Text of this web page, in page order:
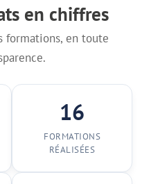
en chiffres
formations, en toute
16
FORMATIONS
RÉALISÉES